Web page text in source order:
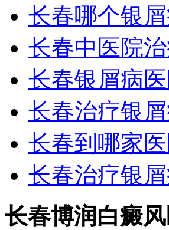
长春哪个银
长春中医院
长春银屑病
长春治疗银
长春到哪家
长春治疗银
长春博润白癜